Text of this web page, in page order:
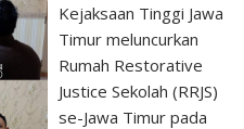
Kejaksaan Tinggi Jawa
Timur meluncurkan
Rumah Restorative
Justice Sekolah (RRJS)
se-Jawa Timur pada